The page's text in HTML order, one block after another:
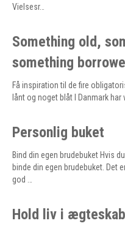
Vielsesr…
Something old,
something
Få inspiration til de fire
lånt og noget blåt I Danmark
Personlig buket
Bind din egen brudebuket Hvis
binde din egen brudebuket. Det
god …
Hold liv i